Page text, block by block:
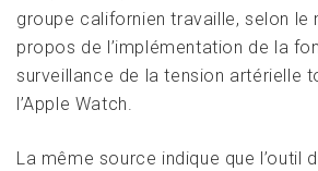
groupe californien travaille, selon le
propos de l’implémentation de la
surveillance de la tension artérielle
l’Apple Watch.
La même source indique que l’outil